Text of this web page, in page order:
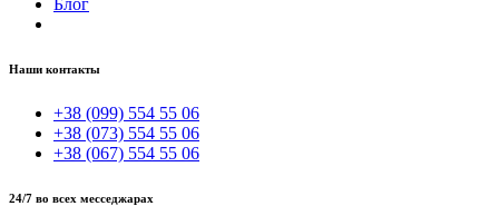
Блог
Наши контакты
+38 (099) 554 55 06
+38 (073) 554 55 06
+38 (067) 554 55 06
24/7 во всех месседжарах